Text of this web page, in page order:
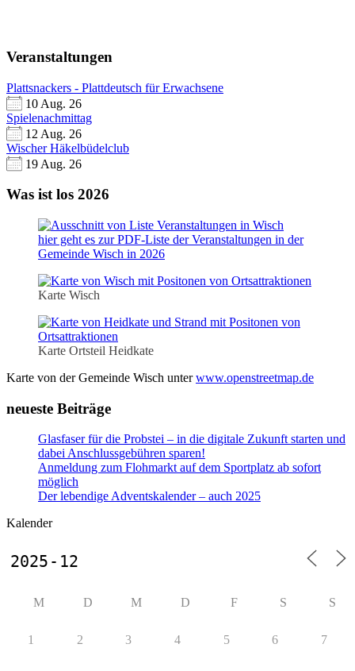
Veranstaltungen
Plattsnackers - Plattdeutsch für Erwachsene
10 Aug. 26
Spielenachmittag
12 Aug. 26
Wischer Häkelbüdelclub
19 Aug. 26
Was ist los 2026
hier geht es zur PDF-Liste der Veranstaltungen in der
Gemeinde Wisch in 2026
Karte Wisch
Karte Ortsteil Heidkate
Karte von der Gemeinde Wisch unterwww.openstreetmap.de
neueste Beiträge
Glasfaser für die Probstei – in die digitale Zukunft starten und
dabei Anschlussgebühren sparen!
Anmeldung zum Flohmarkt auf dem Sportplatz ab sofort
möglich
Der lebendige Adventskalender – auch 2025
Kalender
M D M D F S S
1 2 3 4 5 6 7